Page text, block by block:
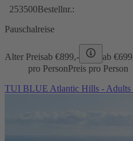
253500Bestellnr.:
Pauschalreise
Alter Preisab €899,- ab €
pro PersonPreis pro Person
TUI BLUE Atlantic Hills - Adults